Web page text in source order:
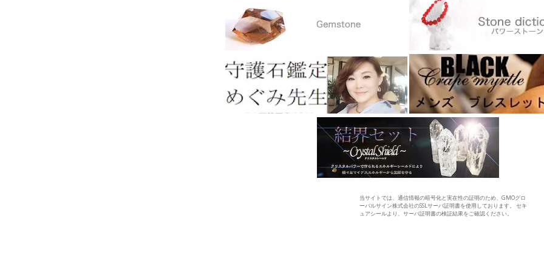
当サイトでは、通信情報の暗号化と実在性の証明のため、GMOグロ
ーバルサイン株式会社のSSLサーバ証明書を使用しております。 セキ
ュアシールより、サーバ証明書の検証結果をご確認ください。